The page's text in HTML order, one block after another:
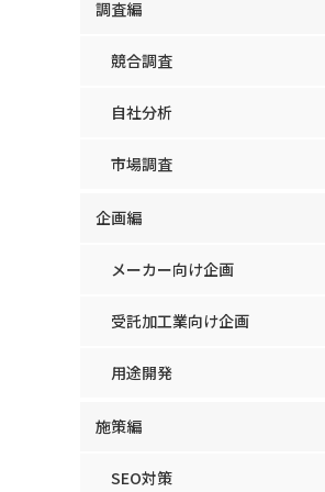
調査編
競合調査
自社分析
市場調査
企画編
メーカー向け企画
受託加工業向け企画
用途開発
施策編
SEO対策